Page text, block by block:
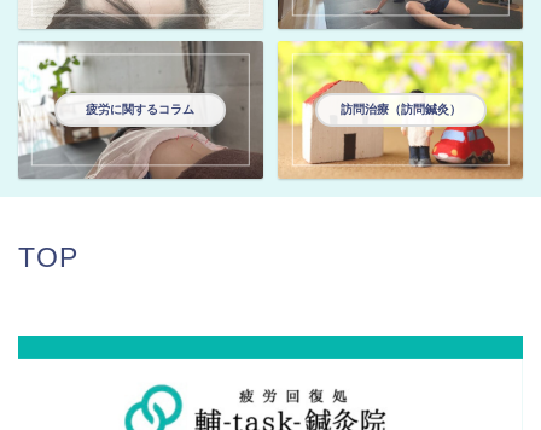
疲労に関するコラム 訪問治療（訪問鍼灸）
TOP